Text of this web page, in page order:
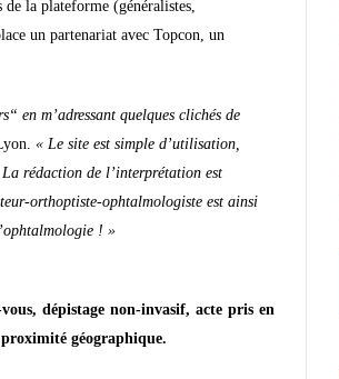
la plateforme (généralistes,
un partenariat avec Topcon, un
en m’adressant quelques clichés de
« Le site est simple d’utilisation,
La rédaction de l’interprétation est
orthoptiste-ophtalmologiste est ainsi
! »
dépistage non-invasif, acte pris en
géographique.